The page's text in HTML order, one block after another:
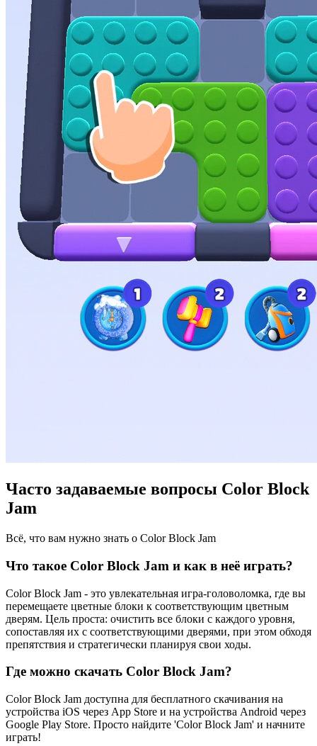
Часто задаваемые вопросы Color Block
Jam
Всё, что вам нужно знать о Color Block Jam
Что такое Color Block Jam и как в неё играть?
Color Block Jam - это увлекательная игра-головоломка, где вы
перемещаете цветные блоки к соответствующим цветным
дверям. Цель проста: очистить все блоки с каждого уровня,
сопоставляя их с соответствующими дверями, при этом обходя
препятствия и стратегически планируя свои ходы.
Где можно скачать Color Block Jam?
Color Block Jam доступна для бесплатного скачивания на
устройства iOS через App Store и на устройства Android через
Google Play Store. Просто найдите 'Color Block Jam' и начните
играть!